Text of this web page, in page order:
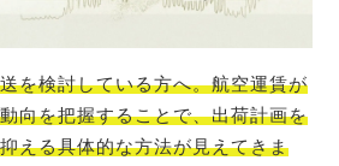
を検討している方へ。航空運賃が
向を把握することで、出荷計画を
える具体的な方法が見えてきま